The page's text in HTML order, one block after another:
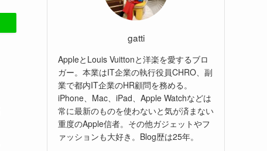
gatti
AppleとLouis Vuittonと洋楽を愛するブロ
ガー。本業はIT企業の執行役員CHRO、副
業で都内IT企業のHR顧問を務める。
iPhone、Mac、iPad、Apple Watchなどは
常に最新のものを使わないと気が済まない
重度のApple信者。その他ガジェットやフ
ァッションも大好き。Blog歴は25年。